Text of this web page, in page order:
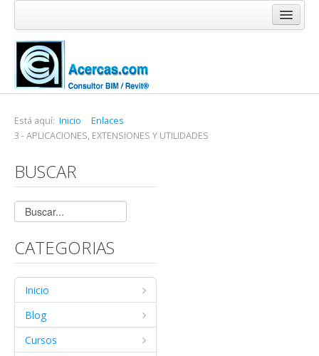
Inicio
Blog
Cursos
Software
Enlaces
Acercas
Está aquí: Inicio
Enlaces
3 - APLICACIONES, EXTENSIONES Y UTILIDADES
BUSCAR
CATEGORIAS
Inicio
Blog
Cursos